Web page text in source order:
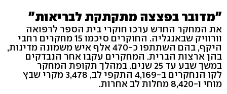
"מדובר בפצצה מתקתקת לבריאות"
את המחקר החדש ערכו חוקרי בית הספר לרפואה
וורוויק שבאנגליה. החוקרים סיכמו 15 מחקרים רחבי
היקף, בהם השתתפו כ-470 אלף איש משמונה מדינות,
בהן ארצות הברית. המחקרים עקבו אחר הנבדקים
במשך שבע עד 25 שנים. במהלך תקופת המחקר
לקו הנחקרים ב-4,169 התקפי לב, 3,478 מקרי שבץ
מוחי ו-8,420 מחלות לב אחרות.